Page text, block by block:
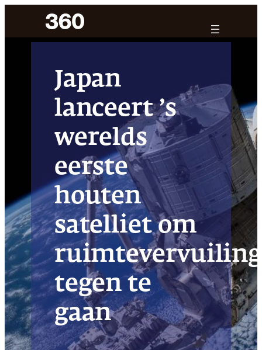
Japan
lanceert ’s
werelds
eerste
houten
satelliet om
ruimtevervuiling
tegen te
gaan